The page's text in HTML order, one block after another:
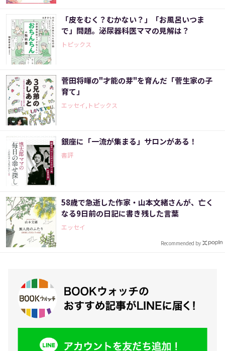
「皮をむく？むかない？」「お風呂いつま
で」問題。泌尿器科医ママの見解は？
トピックス
菅田将暉の"才能の芽"を育んだ「菅生家の子
育て」
エッセイ,トピックス
銀座に「一流が集まる」サロンがある！
書評
58歳で急逝した作家・山本文緒さんが、亡く
なる9日前の日記に書き残した言葉
エッセイ
Recommended by